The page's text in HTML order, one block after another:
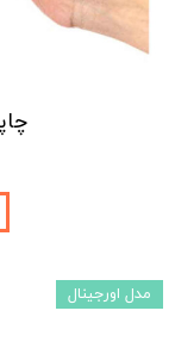
مدل اورجینال